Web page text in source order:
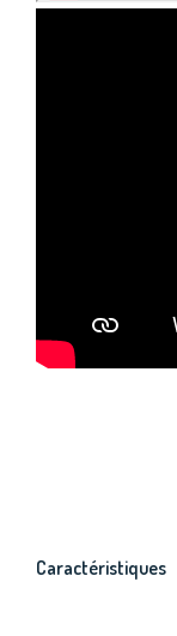
Caractéristiques